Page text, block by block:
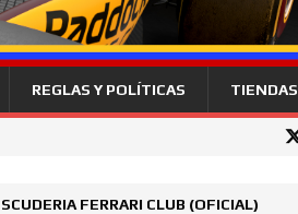
REGLAS Y POLÍTICAS TIENDAS
SCUDERIA FERRARI CLUB (OFICIAL)